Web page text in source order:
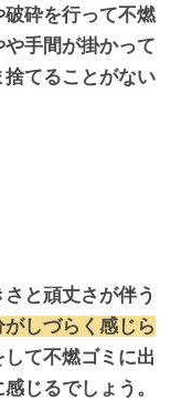
砕を行って不燃
手間が掛かって
てることがない
と頑丈さが伴う
しづらく感じら
して不燃ゴミに出
じるでしょう。